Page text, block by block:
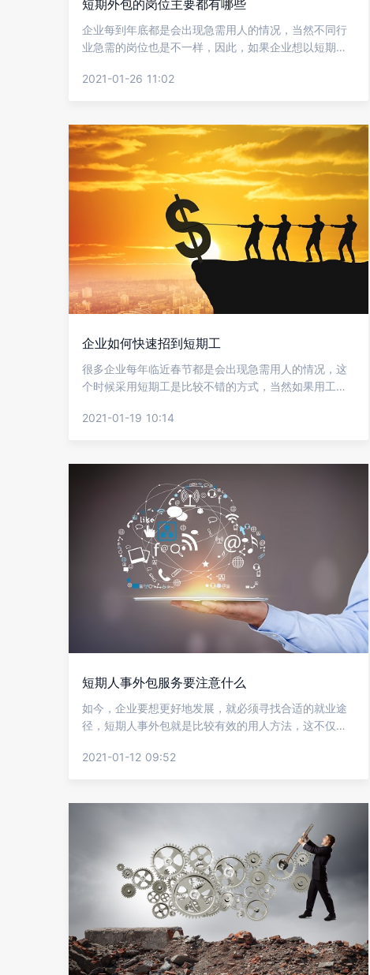
短期外包的岗位主要都有哪些
企业每到年底都是会出现急需用人的情况，当然不同行
业急需的岗位也是不一样，因此，如果企业想以短期外
们详细介绍一下短期外包职位。
2021-01-26 11:02
企业如何快速招到短期工
很多企业每年临近春节都是会出现急需用人的情况，这
个时候采用短期工是比较不错的方式，当然如果用工量
工人数较多，这是让很多企业都比较头疼的，下面就让
2021-01-19 10:14
短期人事外包服务要注意什么
如今，企业要想更好地发展，就必须寻找合适的就业途
径，短期人事外包就是比较有效的用人方法，这不仅将
碎、复杂和专业的人事工作成为公司的专业代理。当然
2021-01-12 09:52